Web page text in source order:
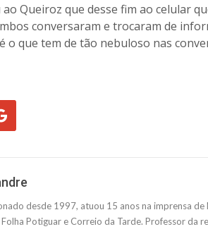
Queiroz que desse fim ao celular
conversaram e trocaram de
o que tem de tão nebuloso nas
desde 1997, atuou 15 anos na imprensa
Potiguar e Correio da Tarde. Professor da